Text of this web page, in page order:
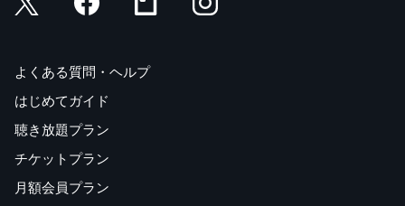
よくある質問・ヘルプ
はじめてガイド
聴き放題プラン
チケットプラン
月額会員プラン